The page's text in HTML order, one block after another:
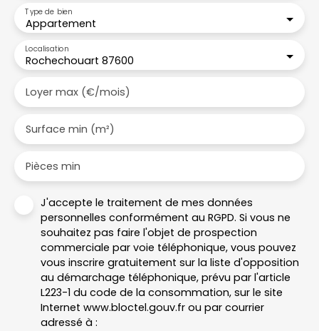
Appartement
Type de bien
Rochechouart 87600
Localisation
Loyer max (€/mois)
Surface min (m²)
Pièces min
J'accepte le traitement de mes données
personnelles conformément au RGPD. Si vous ne
souhaitez pas faire l'objet de prospection
commerciale par voie téléphonique, vous pouvez
vous inscrire gratuitement sur la liste d'opposition
au démarchage téléphonique, prévu par l'article
L223-1 du code de la consommation, sur le site
Internet www.bloctel.gouv.fr ou par courrier
adressé à :